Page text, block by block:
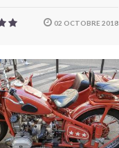
02 OCTOBRE 2018